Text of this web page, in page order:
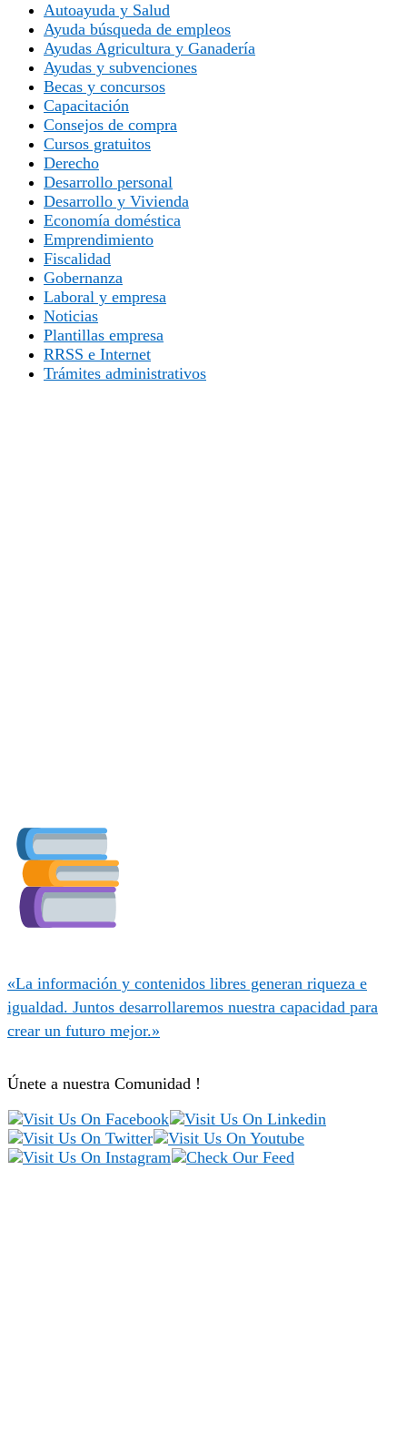
Autoayuda y Salud
Ayuda búsqueda de empleos
Ayudas Agricultura y Ganadería
Ayudas y subvenciones
Becas y concursos
Capacitación
Consejos de compra
Cursos gratuitos
Derecho
Desarrollo personal
Desarrollo y Vivienda
Economía doméstica
Emprendimiento
Fiscalidad
Gobernanza
Laboral y empresa
Noticias
Plantillas empresa
RRSS e Internet
Trámites administrativos
«La información y contenidos libres generan riqueza e
igualdad. Juntos desarrollaremos nuestra capacidad para
crear un futuro mejor.»
Únete a nuestra Comunidad !